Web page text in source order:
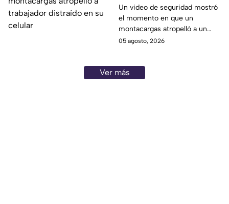
montacargas atropelló
a trabajador distraído
en su celular
Un video de seguridad mostró
el momento en que un
montacargas atropelló a un
trabajador dentro de una planta
05 agosto, 2026
Ver más